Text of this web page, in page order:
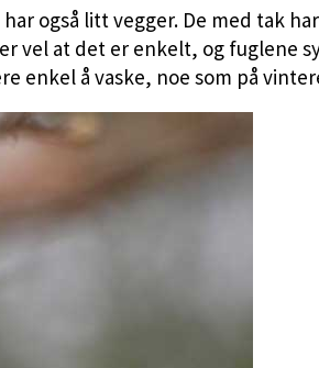
også litt vegger. De med tak
vel at det er enkelt, og fuglene
å vaske, noe som på